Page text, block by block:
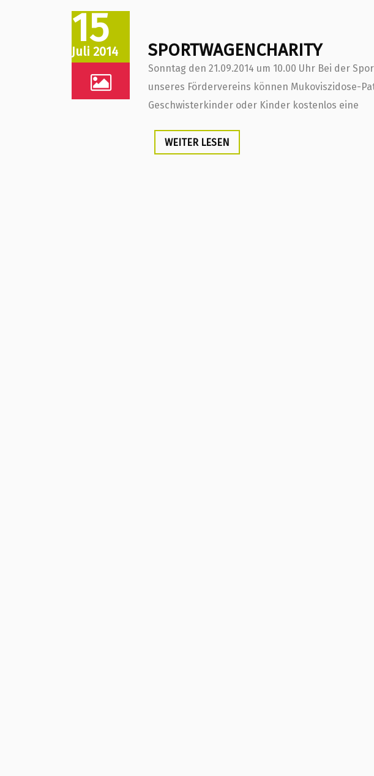
15
Juli 2014 SPORTWAGENCHARITY
Sonntag den 21.09.2014 um 10.00 Uhr Bei der
unseres Fördervereins können Mukoviszidose-
Geschwisterkinder oder Kinder kostenlos eine
WEITER LESEN